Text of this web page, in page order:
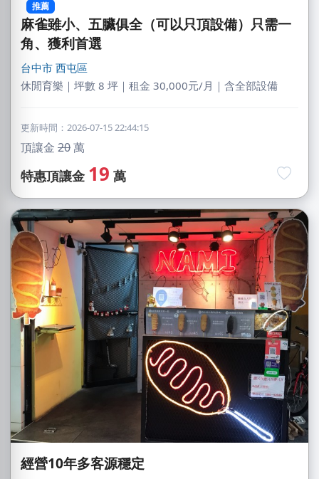
推薦
麻雀雖小、五臟俱全（可以只頂設備）只需一
角、獲利首選
台中市 西屯區
休閒育樂｜坪數 8 坪｜租金 30,000元/月｜含全部設備
更新時間：2026-07-15 22:44:15
頂讓金 20萬
特惠頂讓金 19 萬
經營10年多客源穩定